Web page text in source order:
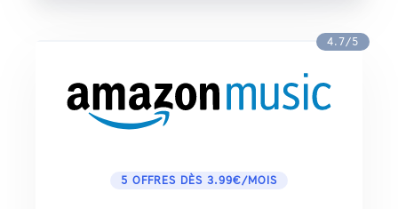
4.7/5
5 OFFRES DÈS 3.99€/MOIS